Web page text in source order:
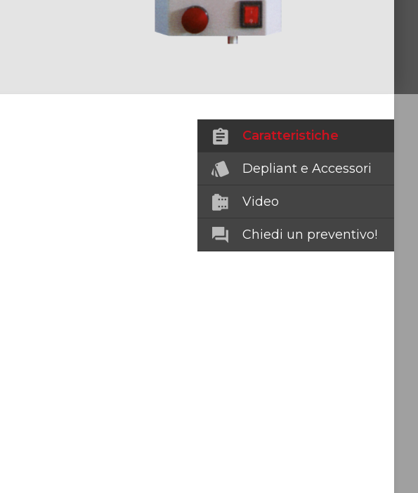
Autocarro
Verticale
Per Veicoli Industriali
Caratteristiche
Depliant e Accessori
Video
Chiedi un preventivo!